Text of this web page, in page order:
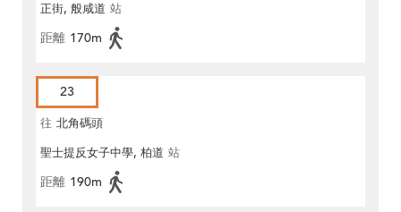
正街, 般咸道 站
距離 170m
23
往 北角碼頭
聖士提反女子中學, 柏道 站
距離 190m